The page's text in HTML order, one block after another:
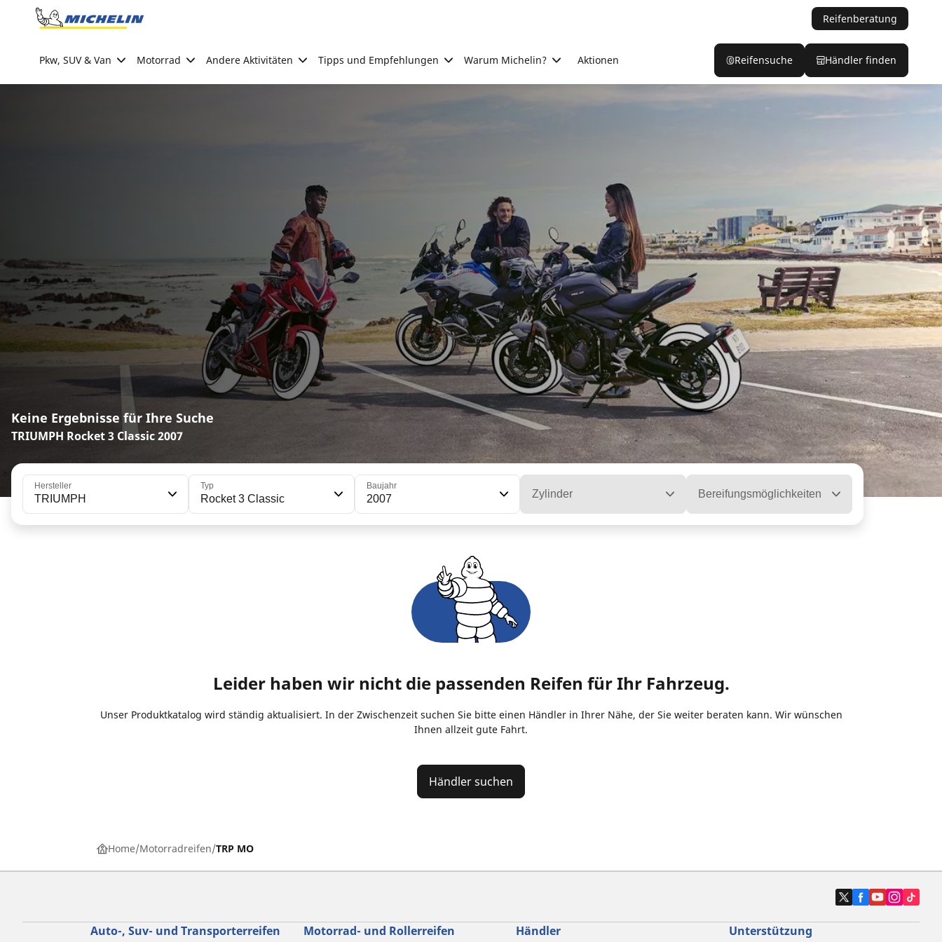
Go to page content
Reifenberatung
Pkw, SUV & Van Motorrad Andere Aktivitäten Tipps und Empfehlungen Warum Michelin? Aktionen Reifensuche Händler finden
Keine Ergebnisse für Ihre Suche
TRIUMPH Rocket 3 Classic 2007
Hersteller
TRIUMPH
Typ
Rocket 3 Classic
Baujahr
2007 Zylinder Bereifungsmöglichkeiten
Leider haben wir nicht die passenden Reifen für Ihr Fahrzeug.
Unser Produktkatalog wird ständig aktualisiert. In der Zwischenzeit suchen Sie bitte einen Händler in Ihrer Nähe, der Sie weiter beraten kann. Wir wünschen
Ihnen allzeit gute Fahrt.
Händler suchen
Home Motorradreifen TRP MO
Auto-, Suv- und Transporterreifen Motorrad- und Rollerreifen Händler Unterstützung